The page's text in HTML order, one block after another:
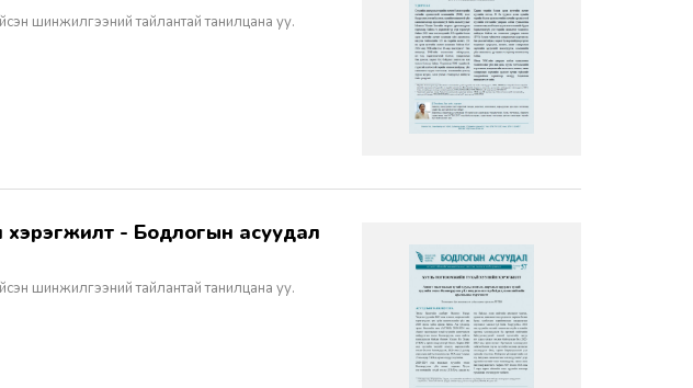
шинжилгээний тайлантай танилцана уу.
шинжилгээний тайлантай танилцана уу.